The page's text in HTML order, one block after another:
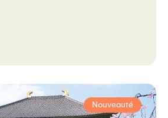
Nouveauté